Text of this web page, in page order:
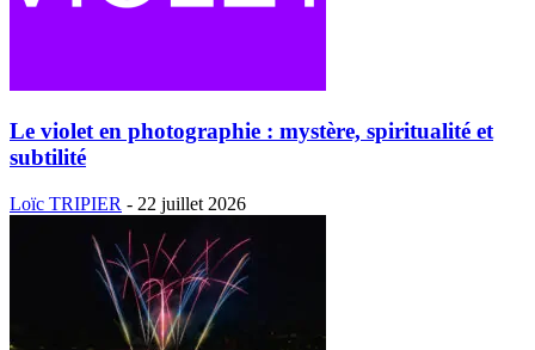
Le violet en photographie : mystère, spiritualité et
subtilité
Loïc TRIPIER - 22 juillet 2026